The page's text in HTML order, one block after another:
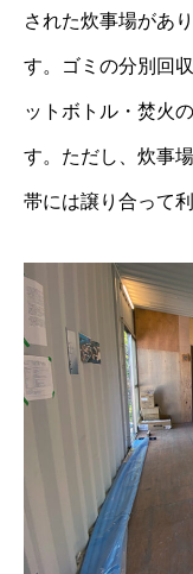
された炊事場があ
す。 ゴミの分別回
ットボトル・焚火
す。 ただし、炊事
帯には譲り合って